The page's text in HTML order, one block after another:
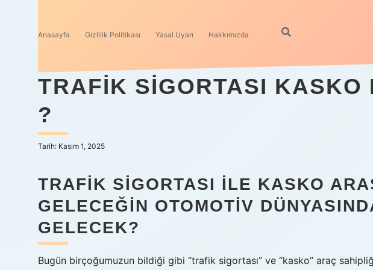
Anasayfa Gizlilik Politikası Yasal Uyarı Hakkımızda
TRAFIK SIGORTASI KASKO
?
Tarih: Kasım 1, 2025
TRAFIK SIGORTASI ILE KASKO
GELECEĞIN OTOMOTIV
GELECEK?
Bugün birçoğumuzun bildiği gibi “trafik sigortası” ve “kasko” araç